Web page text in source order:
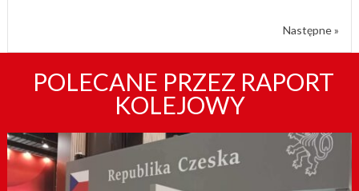
Następne »
POLECANE PRZEZ RAPORT
KOLEJOWY